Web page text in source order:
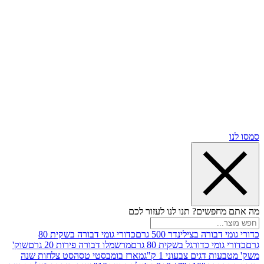
תנו לנו לעזור לכם
בצילינדר 500 גרם
כדורי גומי דבורה בשקית 80
כדורגל בשקית 80 גרם
מרשמלו דבורה פירות 20 גרם
שוק'
צבעוני 1 ק"ג
מארז בומבסטי טסהסט צלחות שנה